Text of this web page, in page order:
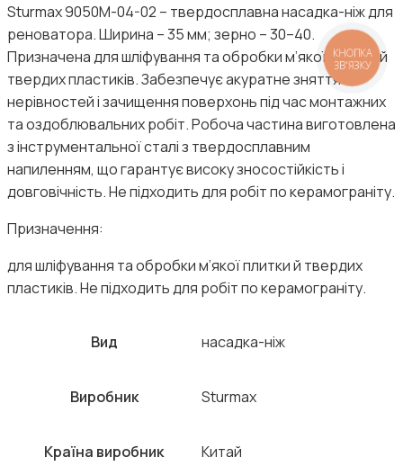
Sturmax 9050M-04-02 – твердосплавна насадка-ніж для
реноватора. Ширина – 35 мм; зерно – 30–40.
Призначена для шліфування та обробки м’якої плитки й
твердих пластиків. Забезпечує акуратне зняття
нерівностей і зачищення поверхонь під час монтажних
та оздоблювальних робіт. Робоча частина виготовлена
з інструментальної сталі з твердосплавним
напиленням, що гарантує високу зносостійкість і
довговічність. Не підходить для робіт по керамограніту.
Призначення:
для шліфування та обробки м’якої плитки й твердих
пластиків. Не підходить для робіт по керамограніту.
Вид насадка-ніж
Виробник Sturmax
Країна виробник Китай
КНОПКА
ЗВ'ЯЗКУ